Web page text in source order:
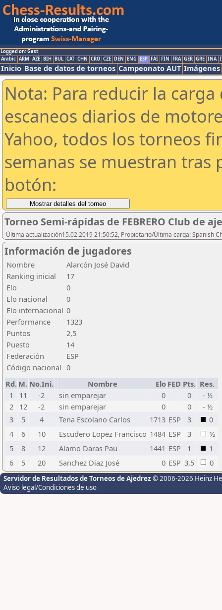
Logged on: Gast
Arabic ARM AZE BIH BUL CAT CHN CRO CZE DEN ENG ESP FAI FIN FRA GER GRE INA
Inicio Base de datos de torneos Campeonato AUT Imágenes
Nota: Para reducir la
escaneos diarios de
Yahoo, todos los torneos
semanas se muestran tras
botón:
Torneo Semi-rápidas de FEBRERO Club de
Última actualización15.02.2019 21:50:52, Propietario/Última carga: Spanish
Información de jugadores
Nombre
Alarcón José David
Ranking inicial
17
Elo
0
Elo nacional
0
Elo internacional 0
Performance
1323
Puntos
2,5
Puesto
14
Federación
ESP
Código nacional 0
Rd. M. No.Ini. Nombre Elo FED Pts. Res.
1
11 -2 sin emparejar 0 0
- ½
2
12 -2 sin emparejar 0 0
- ½
3
5 4 Tena Escolano Carlos 1713 ESP 3
0
4
6 10 Escudero Lopez Francisco 1484 ESP 3
½
5
8 12 Alamo Daras Pau 1441 ESP 1
1
6
5 20 Sanchez Diaz José 0 ESP 3,5 0
Servidor de Resultados de Torneos de Ajedrez © 2006-2026 Heinz
Aviso legal/Condiciones de uso